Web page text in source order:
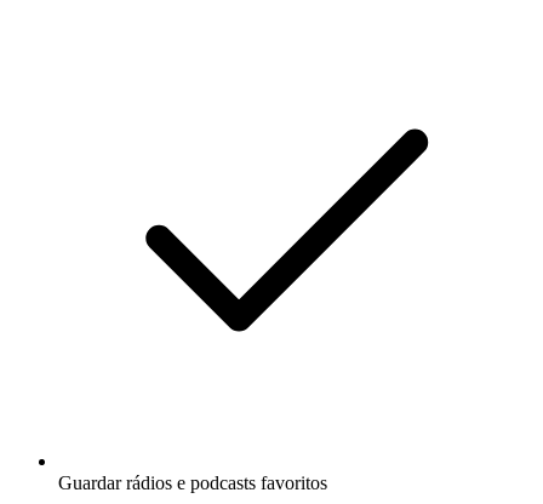
Guardar rádios e podcasts favoritos